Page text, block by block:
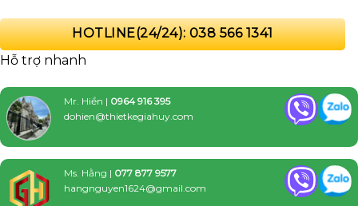
HOTLINE(24/24): 038 566 1341
Hỗ trợ nhanh
Mr. Hiền | 0964 916 395
dohien@thietkegiahuy.com
Ms. Hằng | 077 877 9577
hangnguyen1624@gmail.com